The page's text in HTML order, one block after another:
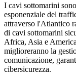
I cavi sottomarini
esponenziale del
attraverso l'Atlantico
di cavi sottomarini
Africa, Asia e
miglioreranno la
comunicazione,
cibersicurezza.